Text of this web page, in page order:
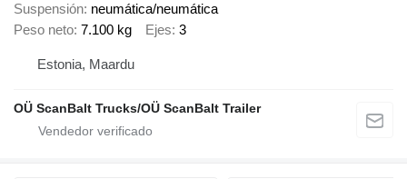
Suspensión neumática/neumática
Peso neto 7.100 kg Ejes 3
Estonia, Maardu
OÜ ScanBalt Trucks/OÜ ScanBalt Trailer